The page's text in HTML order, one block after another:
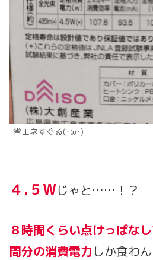
省エネすぐる(･ω･)
４.５Wじゃと……！？
８時間くらい点けっぱな
間分の消費電力 しか食わ